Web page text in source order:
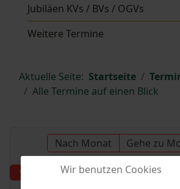
Jubiläen KVs / BVs / OGVs
Weitere Termine
Aktuelle Seite: Startseite
Alle Termine auf einen Blick
Nach Monat Gehe zu
Vorheriger Tag Dienstag, 11. Juni 2024
Wir benutzen Cookies